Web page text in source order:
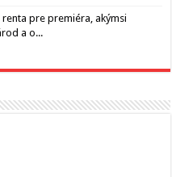
pre premiéra, akýmsi
a o...